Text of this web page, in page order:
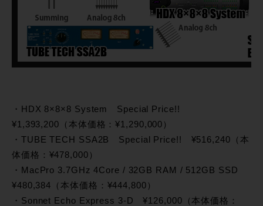
・HDX 8×8×8 System Special Price!!
¥1,393,200（本体価格：¥1,290,000）
・TUBE TECH SSA2B Special Price!! ¥516,240（本
体価格：¥478,000）
・MacPro 3.7GHz 4Core / 32GB RAM / 512GB SSD
¥480,384（本体価格：¥444,800）
・Sonnet Echo Express 3-D ¥126,000（本体価格：